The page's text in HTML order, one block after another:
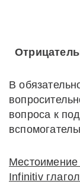
В
вопроса к
Infinitiv